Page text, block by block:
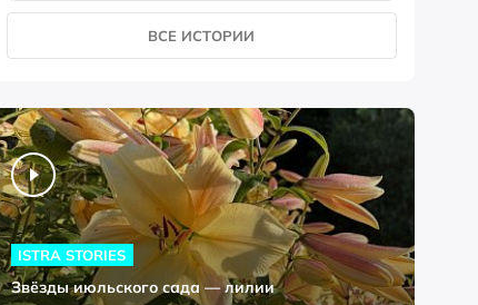
ВСЕ ИСТОРИИ
ISTRA STORIES
Звёзды июльского сада — лилии